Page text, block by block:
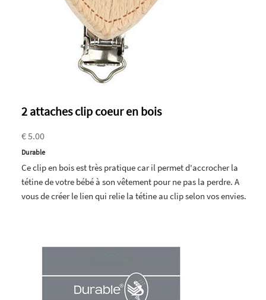
2 attaches clip coeur en bois
€ 5.00
Durable
Ce clip en bois est très pratique car il permet d'accrocher la
tétine de votre bébé à son vêtement pour ne pas la perdre. A
vous de créer le lien qui relie la tétine au clip selon vos envies.